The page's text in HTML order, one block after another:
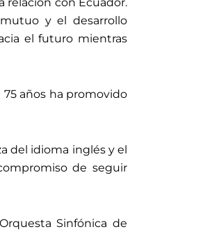
y el desarrollo
el futuro mientras
años ha promovido
del idioma inglés y el
de seguir
Sinfónica de